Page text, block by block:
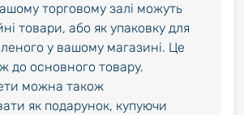
торговому залі можуть
товари, або як упаковку для
у вашому магазині. Це
до основного товару.
можна також
як подарунок, купуючи